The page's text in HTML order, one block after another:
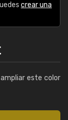
crear una
este color